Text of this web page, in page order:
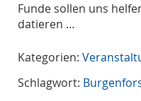
Funde sollen uns
datieren …
Kategorien:
Schlagwort: